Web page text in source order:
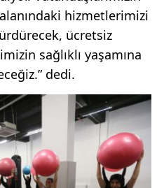
hizmetlerimizi
ücretsiz
sağlıklı yaşamına
dedi.